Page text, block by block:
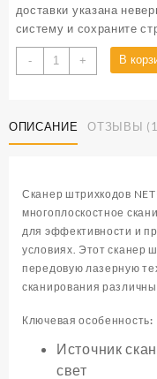
доставки указана
систему и сохраните
- + В
ОПИСАНИЕ ОТЗЫВЫ
Сканер штрихкодов
многоплоскостное
для эффективности и
условиях. Этот сканер
передовую лазерную
сканирования
Ключевая особенность:
Источник
свет